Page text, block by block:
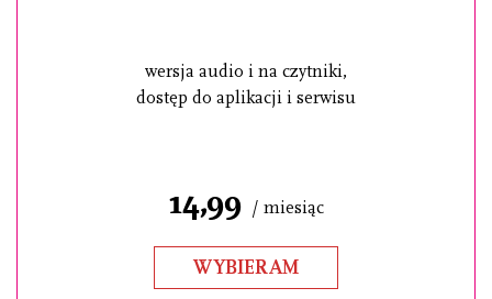
wersja audio i na czytniki,
dostęp do aplikacji i serwisu
14,99 / miesiąc
WYBIERAM